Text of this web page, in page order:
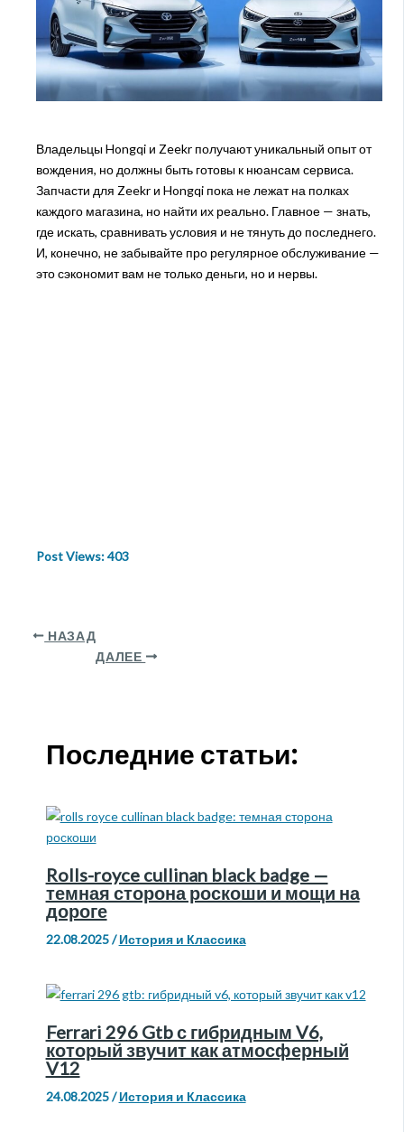
Владельцы Hongqi и Zeekr получают уникальный опыт от
вождения, но должны быть готовы к нюансам сервиса.
Запчасти для Zeekr и Hongqi пока не лежат на полках
каждого магазина, но найти их реально. Главное — знать,
где искать, сравнивать условия и не тянуть до последнего.
И, конечно, не забывайте про регулярное обслуживание —
это сэкономит вам не только деньги, но и нервы.
Post Views: 403
НАЗАД
ДАЛЕЕ
Последние статьи:
Rolls-royce cullinan black badge —
темная сторона роскоши и мощи на
дороге
22.08.2025/История и Классика
Ferrari 296 Gtb с гибридным V6,
который звучит как атмосферный
V12
24.08.2025/История и Классика